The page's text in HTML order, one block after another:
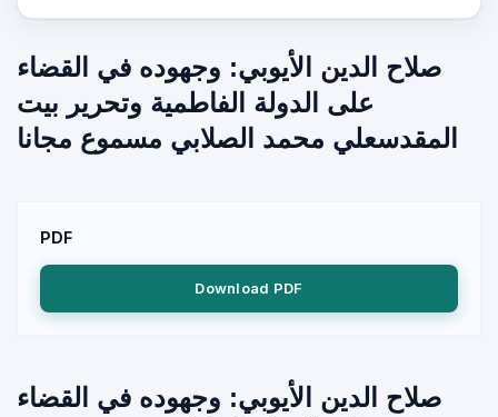
صلاح الدين الأيوبي: وجهوده في القضاء
على الدولة الفاطمية وتحرير بيت
المقدسعلي محمد الصلابي مسموع مجانا
PDF
Download PDF
صلاح الدين الأيوبي: وجهوده في القضاء